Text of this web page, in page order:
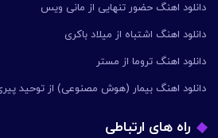
دانلود اهنگ حضور تنهایی از مانی ویس
دانلود اهنگ اشتباه از میلاد باکری
دانلود اهنگ تروما از مستر
دانلود اهنگ بیمار (هوش مصنوعی) از توحید
راه های ارتباطی